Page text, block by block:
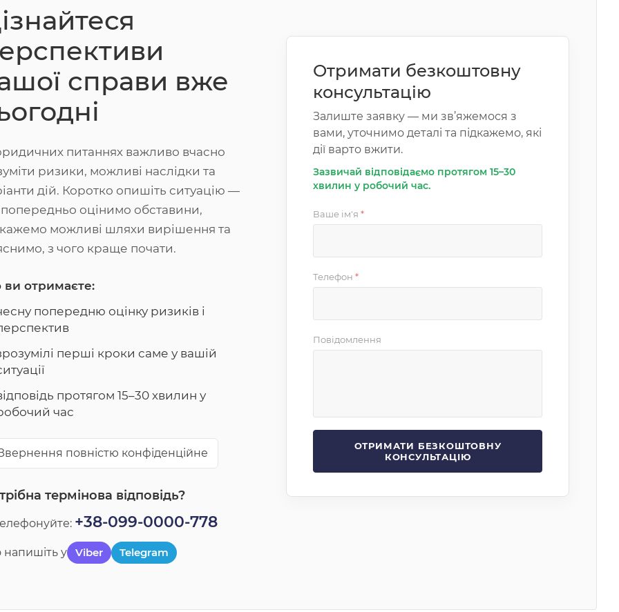
справи вже
питаннях важливо вчасно
ризики, можливі наслідки та
дій. Коротко опишіть ситуацію —
оцінимо обставини,
можливі шляхи вирішення та
з чого краще почати.
отримаєте:
попередню оцінку ризиків і
перші кроки саме у вашій
протягом 15–30 хвилин у
час
повністю конфіденційне
термінова відповідь?
+38-099-0000-778
напишіть у Viber Telegram
Отримати безкоштовну
консультацію
Залиште заявку — ми зв’яжемося з
вами, уточнимо деталі та підкажемо, які
дії варто вжити.
Зазвичай відповідаємо протягом 15–30
хвилин у робочий час.
Ваше ім'я *
Телефон *
Повідомлення